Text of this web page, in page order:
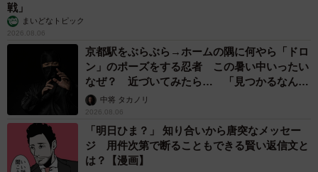
戦」
まいどなトピック
2026.08.06
京都駅をぶらぶら→ホームの隅に何やら「ドロ
ン」のポーズをする忍者 この暑い中いったい
なぜ？ 近づいてみたら… 「見つかるなんて
未熟」中将 タカノリ
2026.08.06
「明日ひま？」 知り合いから唐突なメッセー
ジ 用件次第で断ることもできる賢い返信文と
は？【漫画】